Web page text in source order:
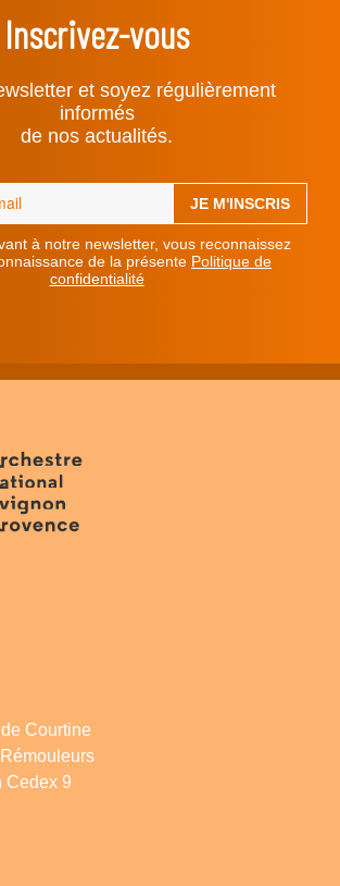
Inscrivez-vous
et soyez régulièrement
informés
de nos actualités.
à notre newsletter, vous reconnaissez
de la présente Politique de
confidentialité
Courtine
Cedex 9